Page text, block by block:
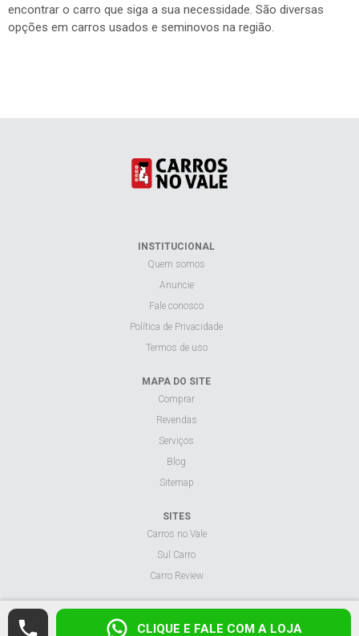
CLIQUE E FALE COM A LOJA
encontrar o carro que siga a sua necessidade. São diversas
opções em carros usados e seminovos na região.
INSTITUCIONAL
Quem somos
Anuncie
Fale conosco
Política de Privacidade
Termos de uso
MAPA DO SITE
Comprar
Revendas
Serviços
Blog
Sitemap
SITES
Carros no Vale
Sul Carro
Carro Review
Visualizar site na versão desktop.